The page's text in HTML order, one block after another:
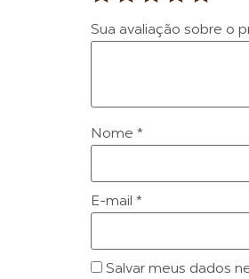
Sua avaliação sobre o
Nome *
E-mail *
Salvar meus dados